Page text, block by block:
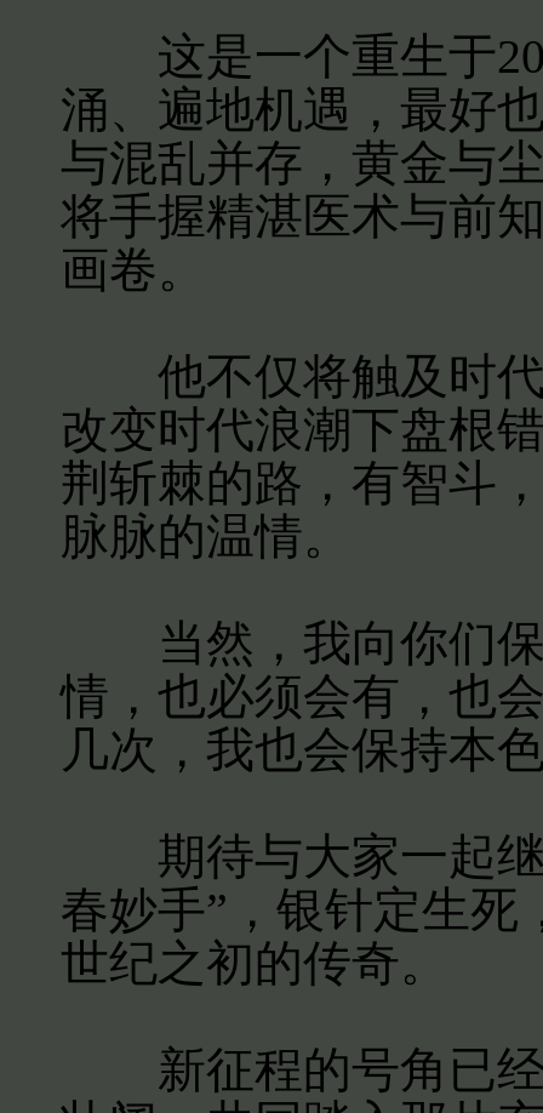
这是一个重生于
涌、遍地机遇，最好
与混乱并存，黄金与
将手握精湛医术与前
画卷。
他不仅将触及时代
改变时代浪潮下盘根
荆斩棘的路，有智斗
脉脉的温情。
当然，我向你们保
情，也必须会有，也
几次，我也会保持本
期待与大家一起继
春妙手”，银针定生
世纪之初的传奇。
新征程的号角已经